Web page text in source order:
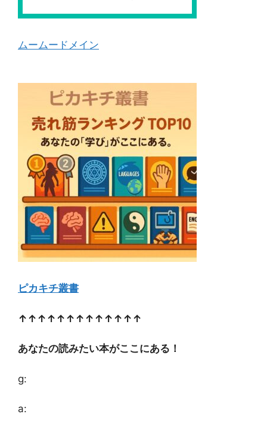
ムームードメイン
ピカキチ叢書
↑↑↑↑↑↑↑↑↑↑↑↑↑
あなたの読みたい本がここにある！
g:
a: